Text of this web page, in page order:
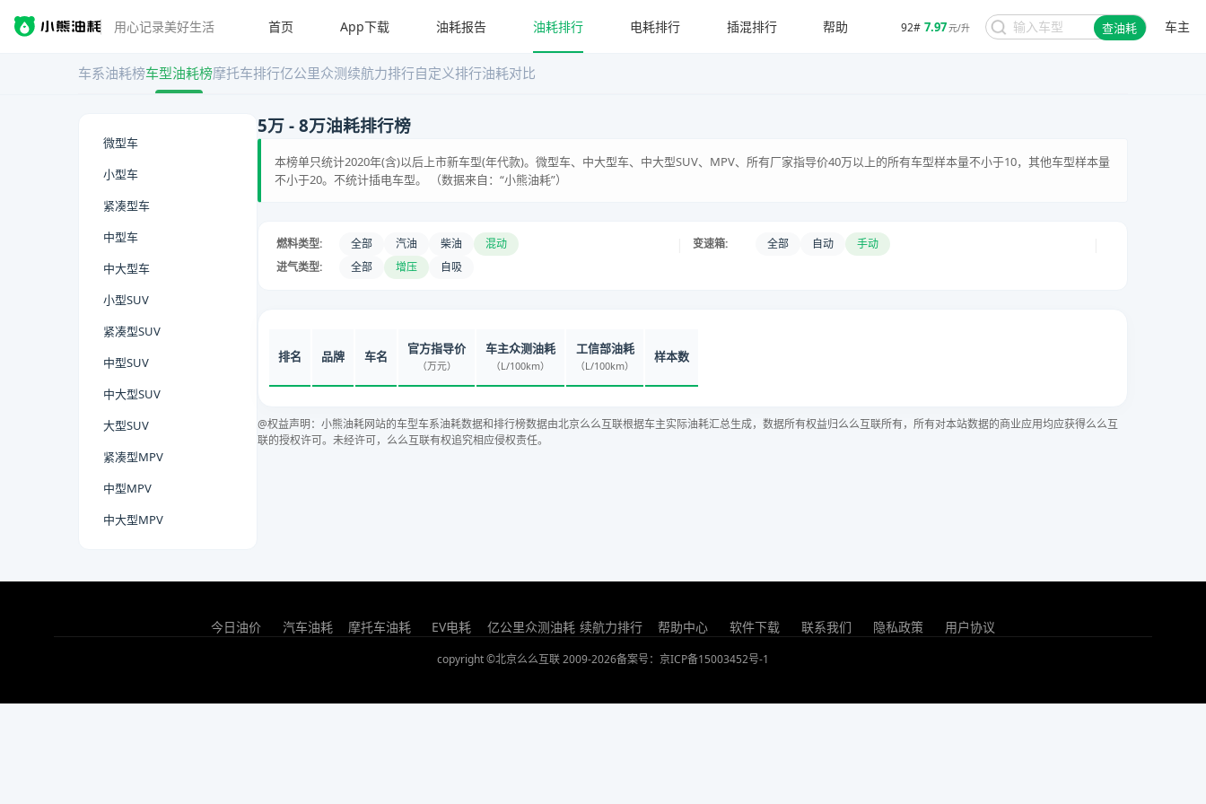
用心记录美好生活 92# 7.97元/升 查油耗 车主
首页 App下载 油耗报告 油耗排行 电耗排行 插混排行 帮助
车系油耗榜车型油耗榜摩托车排行亿公里众测续航力排行自定义排行油耗对比
微型车
小型车
紧凑型车
中型车
中大型车
小型SUV
紧凑型SUV
中型SUV
中大型SUV
大型SUV
紧凑型MPV
中型MPV
中大型MPV
5万 - 8万油耗排行榜
本榜单只统计2020年(含)以后上市新车型(年代款)。微型车、中大型车、中大型SUV、MPV、所有厂家指导价40万以上的所有车型样本量不小于10，其他车型样本量
不小于20。不统计插电车型。 （数据来自：“小熊油耗”）
燃料类型: 全部 汽油 柴油 混动 变速箱: 全部 自动 手动
进气类型: 全部 增压 自吸
排名 品牌 车名 官方指导价
（万元）
车主众测油耗
（L/100km）
工信部油耗
（L/100km）
样本数
@权益声明：小熊油耗网站的车型车系油耗数据和排行榜数据由北京么么互联根据车主实际油耗汇总生成，数据所有权益归么么互联所有，所有对本站数据的商业应用均应获得么么互
联的授权许可。未经许可，么么互联有权追究相应侵权责任。
今日油价 汽车油耗 摩托车油耗 EV电耗 亿公里众测油耗 续航力排行 帮助中心 软件下载 联系我们 隐私政策 用户协议
copyright ©北京么么互联 2009-2026备案号：京ICP备15003452号-1